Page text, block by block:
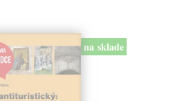
na sklade